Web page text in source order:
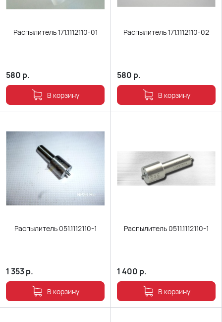
Распылитель 171.1112110-01
580 р.
В корзину
Распылитель 171.1112110-02
580 р.
В корзину
Распылитель 051.1112110-1
1 353р.
В корзину
Распылитель 0511.1112110-1
1 400 р.
В корзину